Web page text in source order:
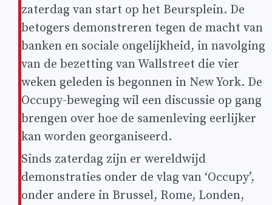
zaterdag van start op het Beursplein. De
betogers demonstreren tegen de macht van
banken en sociale ongelijkheid, in navolging
van de bezetting van Wallstreet die vier
weken geleden is begonnen in New York. De
Occupy-beweging wil een discussie op gang
brengen over hoe de samenleving eerlijker
kan worden georganiseerd.
Sinds zaterdag zijn er wereldwijd
demonstraties onder de vlag van ‘Occupy’,
onder andere in Brussel, Rome, Londen,